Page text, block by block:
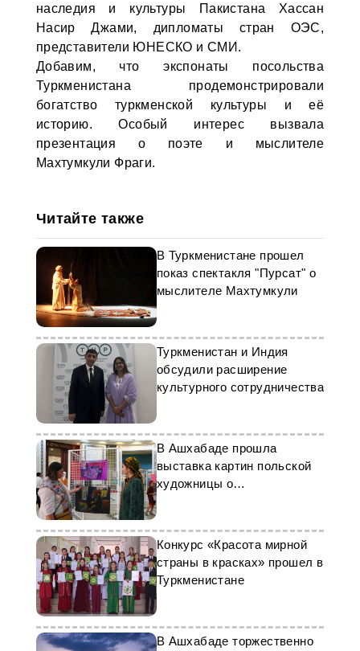
наследия и культуры Пакистана Хассан
Насир Джами, дипломаты стран ОЭС,
представители ЮНЕСКО и СМИ.
Добавим, что экспонаты посольства
Туркменистана продемонстрировали
богатство туркменской культуры и её
историю. Особый интерес вызвала
презентация о поэте и мыслителе
Махтумкули Фраги.
Читайте также
В Туркменистане прошел
показ спектакля "Пурсат" о
мыслителе Махтумкули
Туркменистан и Индия
обсудили расширение
культурного сотрудничества
В Ашхабаде прошла
выставка картин польской
художницы о
Туркменистане
Конкурс «Красота мирной
страны в красках» прошел в
Туркменистане
В Ашхабаде торжественно